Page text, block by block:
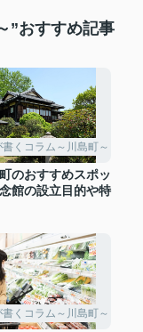
”おすすめ記事
くコラム～川島町～
のおすすめスポッ
館の設立目的や特
くコラム～川島町～